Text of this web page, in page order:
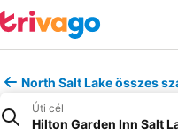
North Salt Lake összes
Úti cél
Hilton Garden Inn Salt